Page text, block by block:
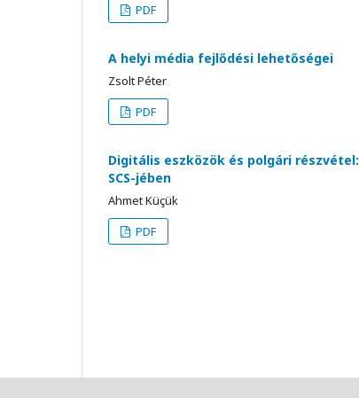
PDF
A helyi média fejlődési lehetőségei
Zsolt Péter
PDF
Digitális eszközök és polgári
SCS-jében
Ahmet Küçük
PDF